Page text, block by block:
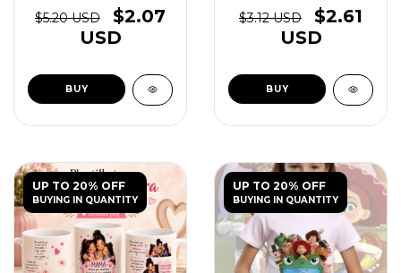
(copia) - (copia) -
(copia)
$5.20 USD
$2.07
USD
(copia) - (copia)
$3.12 USD
$2.61
USD
UP TO 20% OFF
BUYING IN QUANTITY
UP TO 20% OFF
BUYING IN QUANTITY